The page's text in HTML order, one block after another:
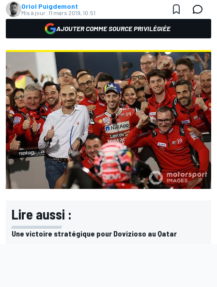
Oriol Puigdemont
Mis à jour: 11 mars 2019, 10:51
AJOUTER COMME SOURCE PRIVILÉGIÉE
Lire aussi :
Une victoire stratégique pour Dovizioso au Qatar